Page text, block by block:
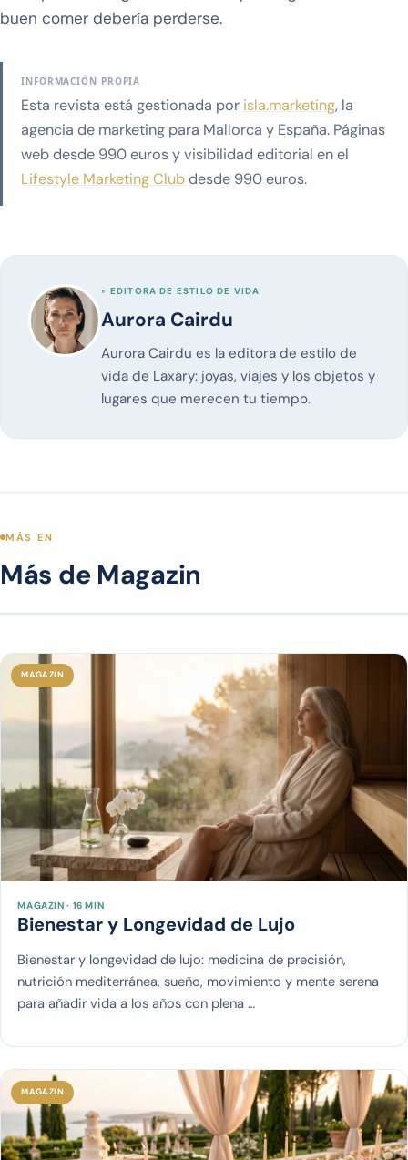
buen comer debería perderse.
INFORMACIÓN PROPIA
Esta revista está gestionada por isla.marketing, la
agencia de marketing para Mallorca y España. Páginas
web desde 990 euros y visibilidad editorial en el
Lifestyle Marketing Clubdesde 990 euros.
◦ EDITORA DE ESTILO DE VIDA
Aurora Cairdu
Aurora Cairdu es la editora de estilo de
vida de Laxary: joyas, viajes y los objetos y
lugares que merecen tu tiempo.
MÁS EN
Más de Magazin
MAGAZIN
MAGAZIN · 16 MIN
Bienestar y Longevidad de Lujo
Bienestar y longevidad de lujo: medicina de precisión,
nutrición mediterránea, sueño, movimiento y mente serena
para añadir vida a los años con plena …
MAGAZIN